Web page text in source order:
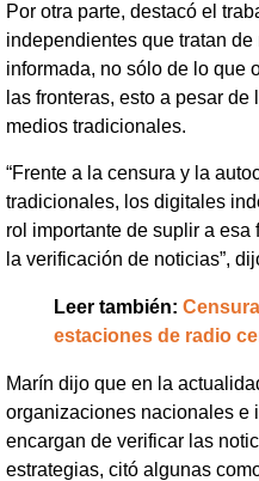
Por otra parte, destacó el
independientes que tratan
informada, no sólo de lo que
las fronteras, esto a pesar
medios tradicionales.
“Frente a la censura y la
tradicionales, los digitales
rol importante de suplir a
la verificación de noticias”,
Leer también:
estaciones de radio
Marín dijo que en la
organizaciones nacionales e
encargan de verificar las
estrategias, citó algunas